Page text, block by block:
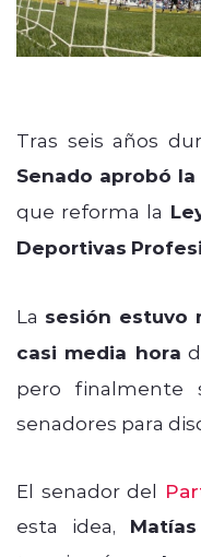
Tras seis años
Senado aprobó
que reforma la
Deportivas
La sesión estuvo
casi media hora
pero finalmente
senadores para
El senador del
esta idea,